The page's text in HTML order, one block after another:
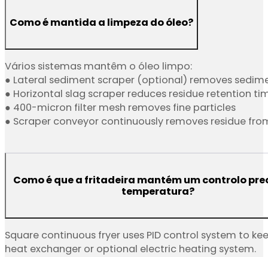
Como é mantida a limpeza do óleo?
Vários sistemas mantêm o óleo limpo:
● Lateral sediment scraper (optional) removes
● Horizontal slag scraper reduces residue retention
● 400-micron filter mesh removes fine particles
● Scraper conveyor continuously removes residue
Como é que a fritadeira mantém um controlo
temperatura?
Square continuous fryer uses PID control system to
heat exchanger or optional electric heating system.